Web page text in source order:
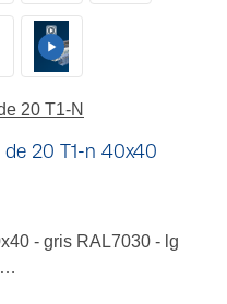
20 T1-N
de 20 T1-n 40x40
- gris RAL7030 - lg
de distribution de